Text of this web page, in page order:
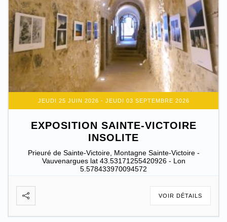
JEUDI 25 JUIN 2026 - JEUDI 03 SEPTEMBRE 2026
EXPOSITION SAINTE-VICTOIRE
INSOLITE
Prieuré de Sainte-Victoire, Montagne Sainte-Victoire -
Vauvenargues lat 43.53171255420926 - Lon
5.578433970094572
VOIR DÉTAILS